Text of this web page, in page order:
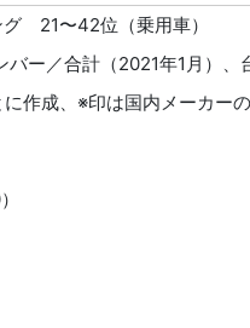
21〜42位（乗用車）
ー／合計（2021年1月）、
に作成、※印は国内メーカー